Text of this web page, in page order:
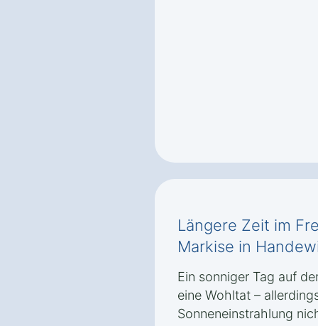
Längere Zeit im
Markise in
Ein sonniger Tag auf
eine Wohltat –
Sonneneinstrahlung